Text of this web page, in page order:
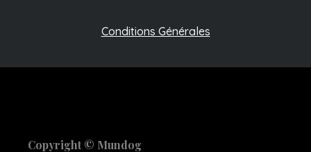
Conditions Générales
Copyright © Mundog